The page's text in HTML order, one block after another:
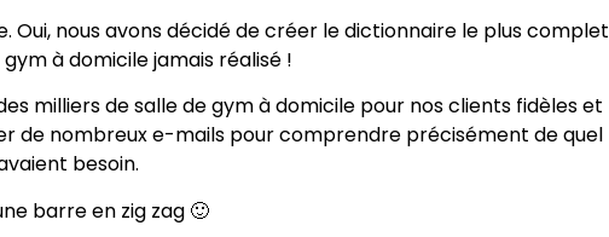
Oui, nous avons décidé de créer le dictionnaire le plus complet
à domicile jamais réalisé !
milliers de salle de gym à domicile pour nos clients fidèles et
de nombreux e-mails pour comprendre précisément de quel
besoin.
barre en zig zag 🙂